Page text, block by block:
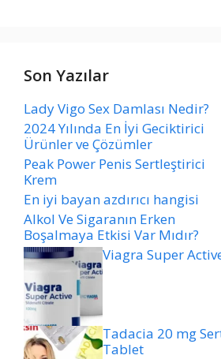
Son Yazılar
Lady Vigo Sex Damlası Nedir?
2024 Yılında En İyi Geciktirici
Ürünler ve Çözümler
Peak Power Penis Sertleştirici
Krem
En iyi bayan azdırıcı hangisi
Alkol Ve Sigaranın Erken
Boşalmaya Etkisi Var Mıdır?
Viagra Super
Tadacia 20 mg
Tablet